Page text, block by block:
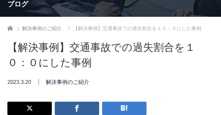
ブログ
ホーム 解決事例のご紹介 【解決事例】交通事故での過失割合を１０：０にした事例
【解決事例】交通事故での過失割合を１
０：０にした事例
2023.3.20 解決事例のご紹介